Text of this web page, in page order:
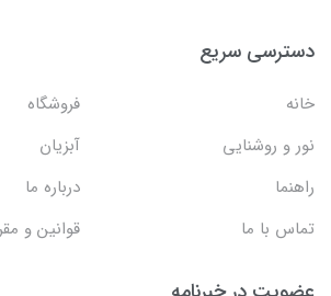
دسترسی سریع
خانه
فروشگاه
نور و روشنایی
آبزیان
راهنما
درباره ما
تماس با ما
قوانین و